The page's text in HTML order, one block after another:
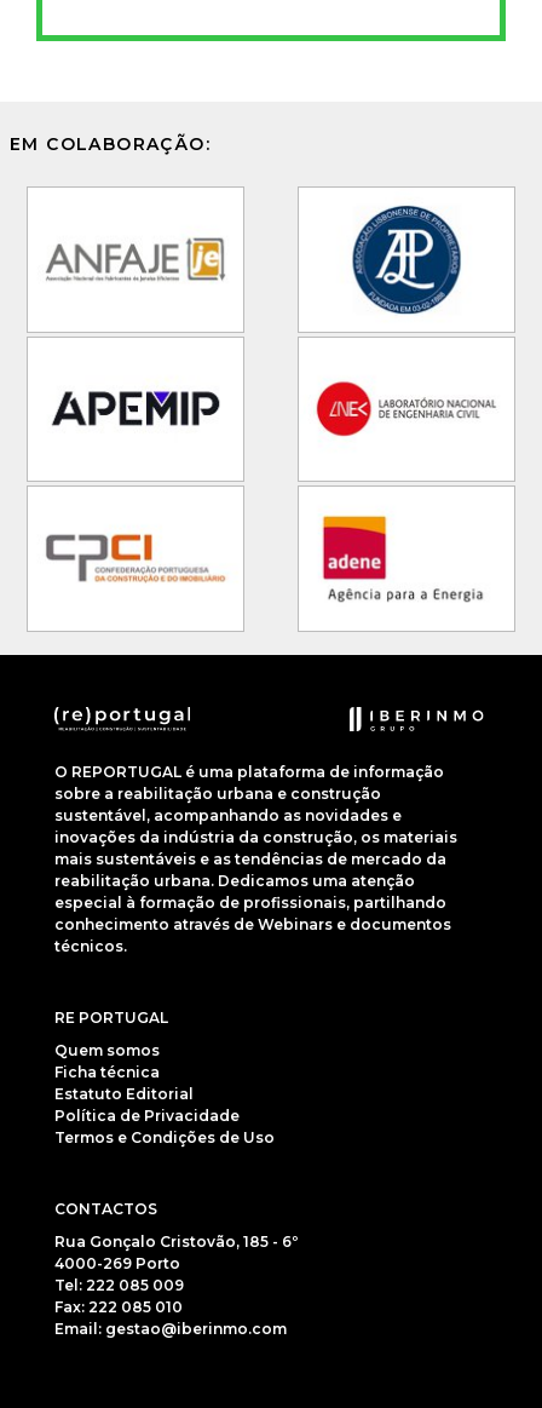
EM COLABORAÇÃO:
O REPORTUGAL é uma plataforma de informação
sobre a reabilitação urbana e construção
sustentável, acompanhando as novidades e
inovações da indústria da construção, os materiais
mais sustentáveis e as tendências de mercado da
reabilitação urbana. Dedicamos uma atenção
especial à formação de profissionais, partilhando
conhecimento através de Webinars e documentos
técnicos.
RE PORTUGAL
Quem somos
Ficha técnica
Estatuto Editorial
Política de Privacidade
Termos e Condições de Uso
CONTACTOS
Rua Gonçalo Cristovão, 185 - 6º
4000-269 Porto
Tel: 222 085 009
Fax: 222 085 010
Email: gestao@iberinmo.com